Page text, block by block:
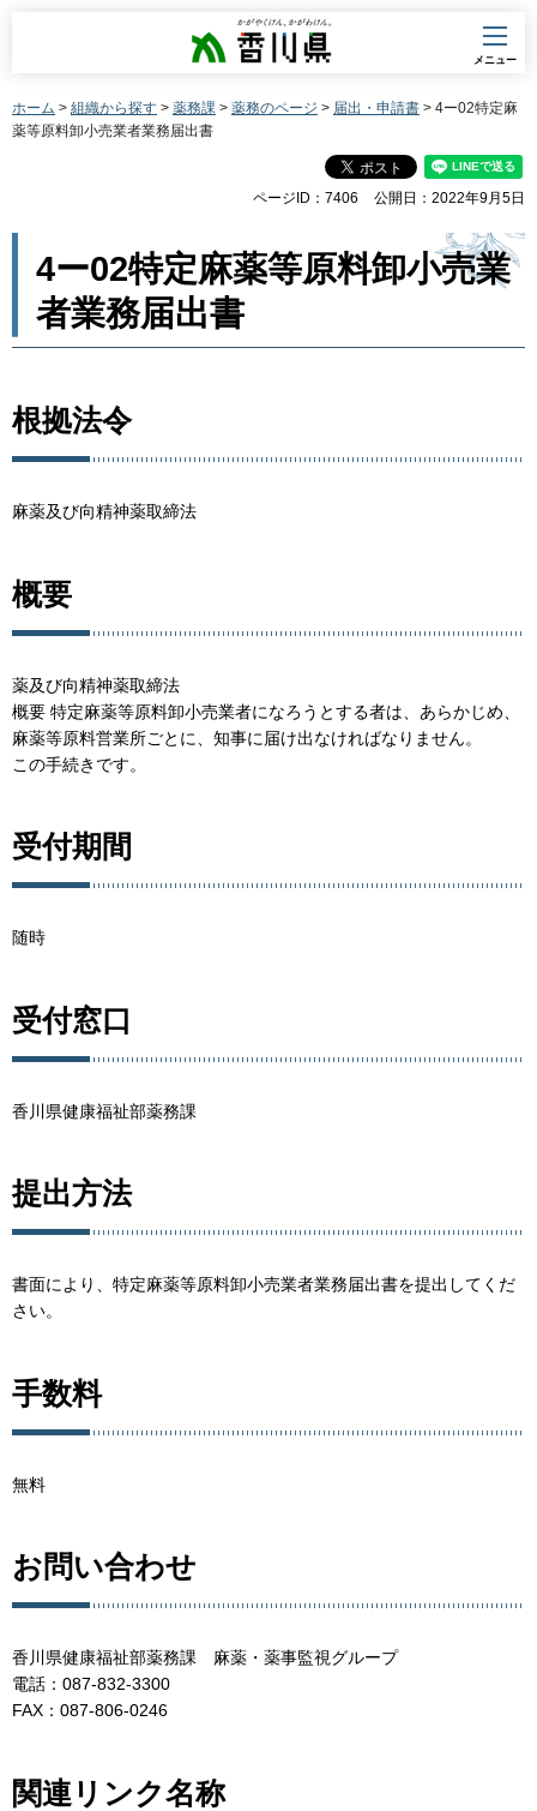
香川県
メニュー
ホーム > 組織から探す > 薬務課 > 薬務のページ > 届出・申請書 > 4ー02特定麻
薬等原料卸小売業者業務届出書
ページID：7406 公開日：2022年9月5日
4ー02特定麻薬等原料卸小売業
者業務届出書
根拠法令
麻薬及び向精神薬取締法
概要
薬及び向精神薬取締法
概要 特定麻薬等原料卸小売業者になろうとする者は、あらかじめ、
麻薬等原料営業所ごとに、知事に届け出なければなりません。
この手続きです。
受付期間
随時
受付窓口
香川県健康福祉部薬務課
提出方法
書面により、特定麻薬等原料卸小売業者業務届出書を提出してくだ
さい。
手数料
無料
お問い合わせ
香川県健康福祉部薬務課 麻薬・薬事監視グループ
電話：087-832-3300
FAX：087-806-0246
関連リンク名称